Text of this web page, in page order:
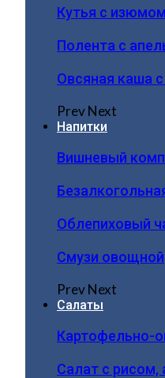
Кутья с изюмом
Полента с
Овсяная каша
PrevNext
Напитки
Вишневый
Облепиховый
Смузи овощной
PrevNext
Салаты
Картофельно-
Салат с рисом,